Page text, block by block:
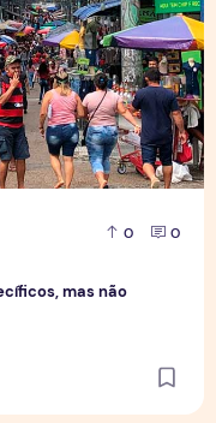
0 0
mas não